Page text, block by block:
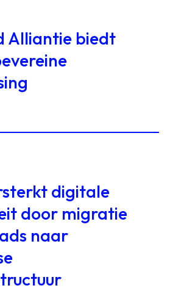
Alliantie biedt
digitale
door migratie
naar